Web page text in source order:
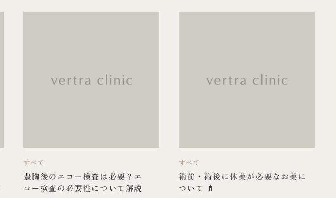
すべて
豊胸後のエコー検査は必要？エ
コー検査の必要性について解説
すべて
術前・術後に休薬が必要なお薬に
ついて 💊